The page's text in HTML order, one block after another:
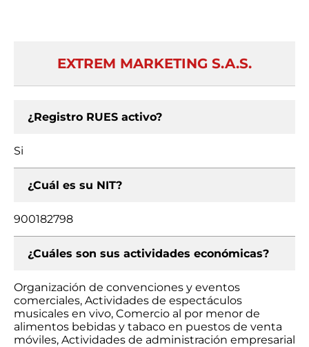
EXTREM MARKETING S.A.S.
¿Registro RUES activo?
Si
¿Cuál es su NIT?
900182798
¿Cuáles son sus actividades económicas?
Organización de convenciones y eventos
comerciales, Actividades de espectáculos
musicales en vivo, Comercio al por menor de
alimentos bebidas y tabaco en puestos de venta
móviles, Actividades de administración empresarial